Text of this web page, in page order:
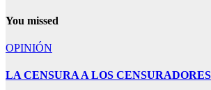
You missed
OPINIÓN
LA CENSURA A LOS